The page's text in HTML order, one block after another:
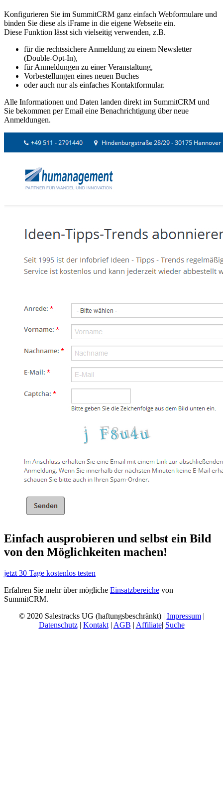
Konfigurieren Sie im SummitCRM ganz einfach Webformulare und
binden Sie diese als iFrame in die eigene Webseite ein.
Diese Funktion lässt sich vielseitig verwenden, z.B.
für die rechtssichere Anmeldung zu einem Newsletter
(Double-Opt-In),
für Anmeldungen zu einer Veranstaltung,
Vorbestellungen eines neuen Buches
oder auch nur als einfaches Kontaktformular.
Alle Informationen und Daten landen direkt im SummitCRM und
Sie bekommen per Email eine Benachrichtigung über neue
Anmeldungen.
Einfach ausprobieren und selbst ein Bild
von den Möglichkeiten machen!
jetzt 30 Tage kostenlos testen
Erfahren Sie mehr über mögliche Einsatzbereiche von
SummitCRM.
© 2020 Salestracks UG (haftungsbeschränkt) | Impressum|
Datenschutz| Kontakt| AGB | Affiliate| Suche